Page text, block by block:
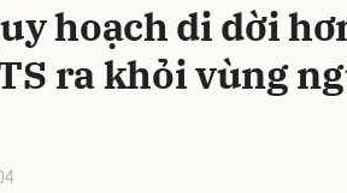
hoạch di dời
ra khỏi vùng